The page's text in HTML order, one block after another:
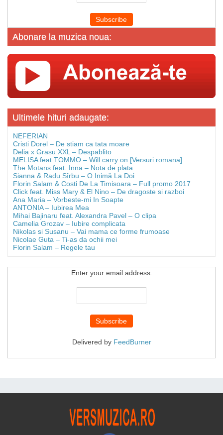
Abonare la muzica noua:
Ultimele hituri adaugate:
NEFERIAN
Cristi Dorel – De stiam ca tata moare
Delia x Grasu XXL – Despablito
MELISA feat TOMMO – Will carry on [Versuri romana]
The Motans feat. Inna – Nota de plata
Sianna & Radu Sîrbu – O Inimă La Doi
Florin Salam & Costi De La Timisoara – Full promo 2017
Click feat. Miss Mary & El Nino – De dragoste si razboi
Ana Maria – Vorbeste-mi In Soapte
ANTONIA – Iubirea Mea
Mihai Bajinaru feat. Alexandra Pavel – O clipa
Camelia Grozav – Iubire complicata
Nikolas si Susanu – Vai mama ce forme frumoase
Nicolae Guta – Ti-as da ochii mei
Florin Salam – Regele tau
Enter your email address:
Delivered by FeedBurner